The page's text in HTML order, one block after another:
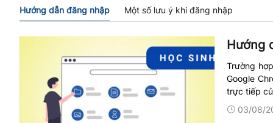
Hướng dẫn đăng nhập Một số lưu ý khi đăng nhập
Hướng
Trường
Google
trực tiếp
03/08/